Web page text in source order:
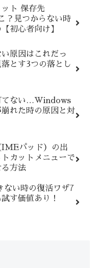
ト 保存先
？見つからない時
初心者向け】
原因はこれだっ
とす3つの落とし
てない…Windows
れた時の原因と対
IMEパッド）の出
カットメニューで
方法
ない時の復活ワザ7
す価値あり！